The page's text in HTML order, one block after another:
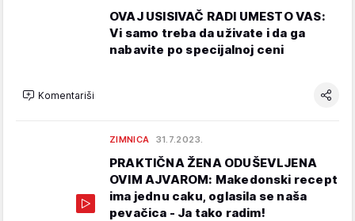
OVAJ USISIVAČ RADI UMESTO VAS:
Vi samo treba da uživate i da ga
nabavite po specijalnoj ceni
Komentariši
ZIMNICA 31.7.2023.
PRAKTIČNA ŽENA ODUŠEVLJENA
OVIM AJVAROM: Makedonski recept
ima jednu caku, oglasila se naša
pevačica - Ja tako radim!